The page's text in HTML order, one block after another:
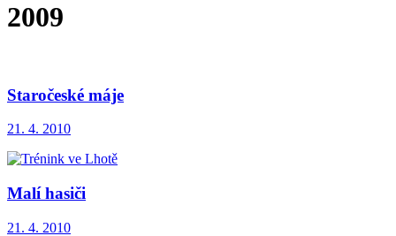
2009
Staročeské máje
21. 4. 2010
Malí hasiči
21. 4. 2010